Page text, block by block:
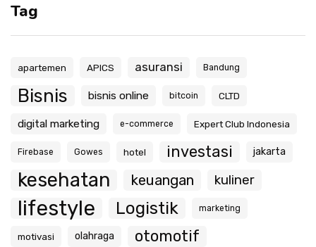
Tag
apartemen APICS asuransi Bandung
Bisnis bisnis online bitcoin CLTD
digital marketing e-commerce Expert Club Indonesia
Firebase Gowes hotel investasi jakarta
kesehatan keuangan kuliner
lifestyle Logistik marketing
motivasi olahraga otomotif